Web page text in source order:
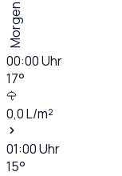
Morgen
00:00Uhr
17°
0,0L/m²
01:00Uhr
15°